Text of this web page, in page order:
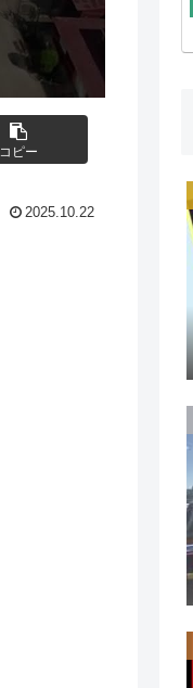
コピー
2025.10.22